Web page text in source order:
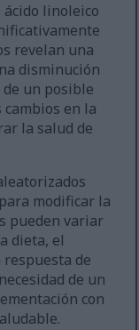
linoleico
revelan una
disminución
de un posible
cambios en la
la salud de
modificar la
pueden variar
dieta, el
de
de un
con